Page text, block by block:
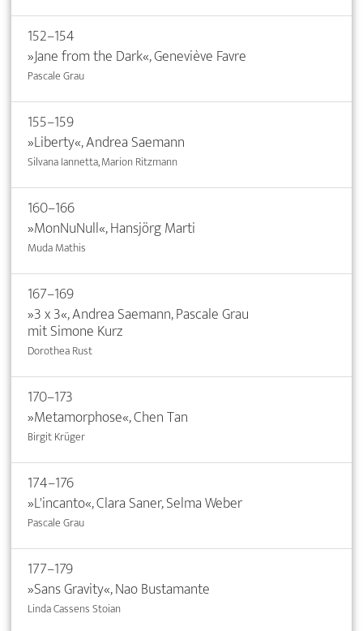
152–154
»Jane from the Dark«, Geneviève Favre
Pascale Grau
155–159
»Liberty«, Andrea Saemann
Silvana Iannetta, Marion Ritzmann
160–166
»MonNuNull«, Hansjörg Marti
Muda Mathis
167–169
»3 x 3«, Andrea Saemann, Pascale Grau
mit Simone Kurz
Dorothea Rust
170–173
»Metamorphose«, Chen Tan
Birgit Krüger
174–176
»L'incanto«, Clara Saner, Selma Weber
Pascale Grau
177–179
»Sans Gravity«, Nao Bustamante
Linda Cassens Stoian